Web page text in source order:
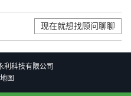
现在就想找顾问聊聊
利科技有限公司
图